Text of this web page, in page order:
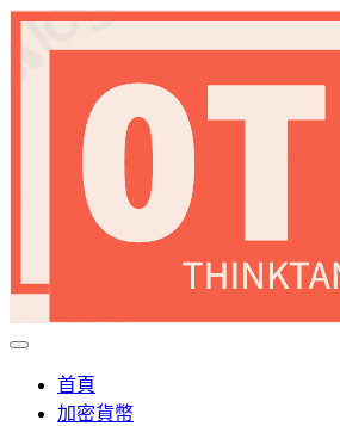
首頁
加密貨幣